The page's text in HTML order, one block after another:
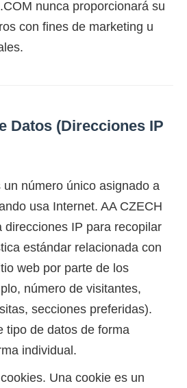
nunca proporcionará su
con fines de marketing u
Datos (Direcciones IP
número único asignado a
usa Internet. AA CZECH
direcciones IP para recopilar
estándar relacionada con
web por parte de los
número de visitantes,
secciones preferidas).
tipo de datos de forma
individual.
Una cookie es un